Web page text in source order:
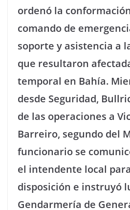
ordenó la
comando de
soporte y asistencia a
que resultaron
temporal en Bahía.
desde Seguridad,
de las operaciones a
Barreiro, segundo del
funcionario se
el intendente local
disposición e instruyó
Gendarmería de